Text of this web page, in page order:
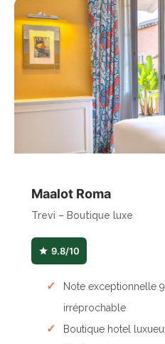
Maalot Roma
Trevi – Boutique luxe
9.8/10
Note exceptionnelle
irréprochable
Boutique hotel